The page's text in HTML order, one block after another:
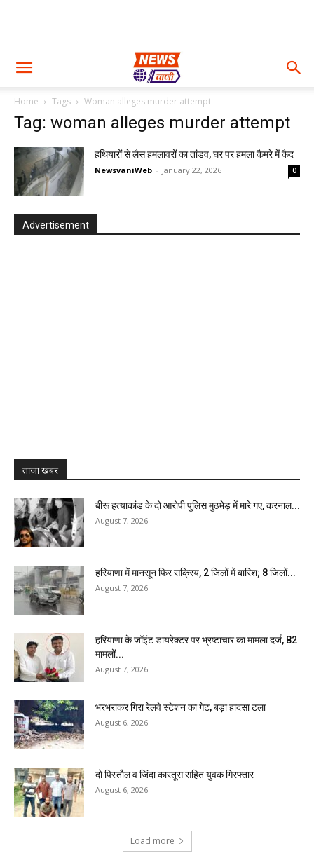
Home Tags Woman alleges murder attempt
Tag: woman alleges murder attempt
हथियारों से लैस हमलावरों का तांडव, घर पर हमला कैमरे में कैद
NewsvaniWeb - January 22, 2026 0
Advertisement
ताजा खबर
बीरू हत्याकांड के दो आरोपी पुलिस मुठभेड़ में मारे गए, करनाल...
August 7, 2026
हरियाणा में मानसून फिर सक्रिय, 2 जिलों में बारिश; 8 जिलों...
August 7, 2026
हरियाणा के जॉइंट डायरेक्टर पर भ्रष्टाचार का मामला दर्ज, 82
मामलों...
August 7, 2026
भरभराकर गिरा रेलवे स्टेशन का गेट, बड़ा हादसा टला
August 6, 2026
दो पिस्तौल व जिंदा कारतूस सहित युवक गिरफ्तार
August 6, 2026
Load more